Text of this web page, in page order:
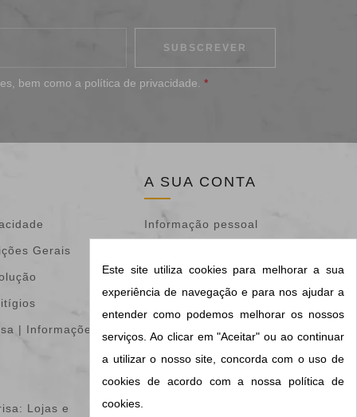
, bem como a política de privacidade. *
Gerais
| Informações &
Lojas e
A SUA CONTA
Informação pessoal
mercadoria
Notas de crédito
Endereços
Vales de desconto
Este site utiliza cookies para melhorar a sua
experiência de navegação e para nos ajudar a
entender como podemos melhorar os nossos
serviços. Ao clicar em "Aceitar" ou ao continuar
a utilizar o nosso site, concorda com o uso de
cookies de acordo com a nossa política de
cookies.